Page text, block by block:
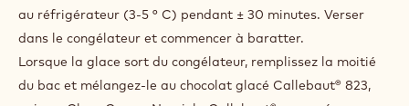
au réfrigérateur (3-5 ° C) pendant ± 30 minutes. Verser
dans le congélateur et commencer à baratter.
Lorsque la glace sort du congélateur, remplissez la moitié
du bac et mélangez-le au chocolat glacé Callebaut® 823,